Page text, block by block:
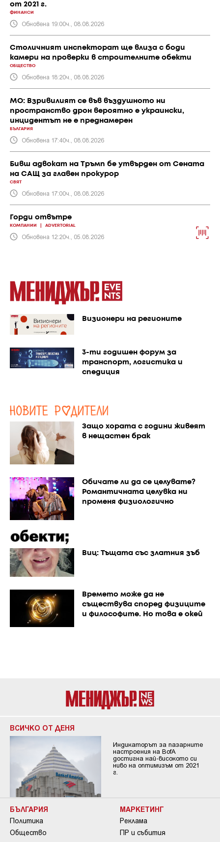
от 2021 г.
ФИНАНСИ
Обновена 19:00ч., 08.08.2026
Столичният инспекторат ще влиза с боди
камери на проверки в строителните обекти
ОБЩЕСТВО
Обновена 18:20ч., 08.08.2026
МО: Взривилият се във въздушното ни
пространство дрон вероятно е украински,
инцидентът не е преднамерен
БЪЛГАРИЯ
Обновена 17:40ч., 08.08.2026
Бивш адвокат на Тръмп бе утвърден от Сената
на САЩ за главен прокурор
СВЯТ
Обновена 17:00ч., 08.08.2026
Горди отвътре
КОМПАНИИ ADVERTORIAL
Обновена 12:20ч., 05.08.2026
Визионери на регионите
3-ти годишен форум за
транспорт, логистика и
спедиция
Защо хората с години живеят
в нещастен брак
Обичате ли да се целувате?
Романтичната целувка ни
променя физиологично
Виц: Тъщата със златния зъб
Времето може да не
съществува според физиците
и философите. Но това е окей
ВСИЧКО ОТ ДЕНЯ
Индикаторът за пазарните
настроения на BofA
достигна най-високото си
ниво на оптимизъм от 2021
г.
БЪЛГАРИЯ
Политика
Общество
МАРКЕТИНГ
Реклама
ПР и събития